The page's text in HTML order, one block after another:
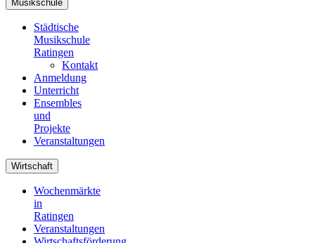
Musikschule
Städtische
Musikschule
Ratingen
Kontakt
Anmeldung
Unterricht
Ensembles
und
Projekte
Veranstaltungen
Wirtschaft
Wochenmärkte
in
Ratingen
Veranstaltungen